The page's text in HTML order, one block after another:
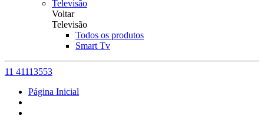
Televisão
Voltar
Televisão
Todos os produtos
Smart Tv
11 41113553
Página Inicial